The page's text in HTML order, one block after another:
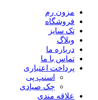
مزون رم
فروشگاه
تک سایز
وبلاگ
درباره ما
تماس با ما
پرداخت اعتباری
اسنپ پی
چک صیادی
علاقه مندی